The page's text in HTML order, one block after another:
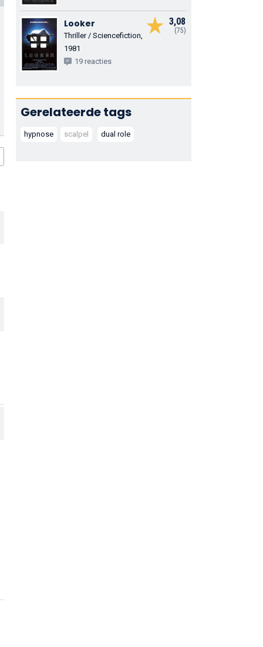
3,08
(75)
Looker
Thriller / Sciencefiction,
1981
19 reacties
Gerelateerde tags
hypnose scalpel dual role